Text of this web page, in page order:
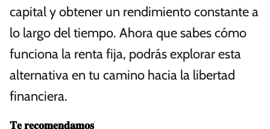
capital y obtener un rendimiento constante a
lo largo del tiempo. Ahora que sabes cómo
funciona la renta fija, podrás explorar esta
alternativa en tu camino hacia la libertad
financiera.
𝐓𝐞 𝐫𝐞𝐜𝐨𝐦𝐞𝐧𝐝𝐚𝐦𝐨𝐬